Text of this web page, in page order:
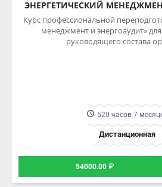
менеджмент и энергоаудит» для
руководящего состава
54000.00 ₽